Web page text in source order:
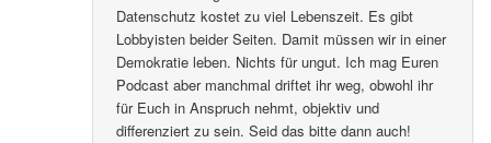
Datenschutz kostet zu viel Lebenszeit. Es gibt
Lobbyisten beider Seiten. Damit müssen wir in einer
Demokratie leben. Nichts für ungut. Ich mag Euren
Podcast aber manchmal driftet ihr weg, obwohl ihr
für Euch in Anspruch nehmt, objektiv und
differenziert zu sein. Seid das bitte dann auch!